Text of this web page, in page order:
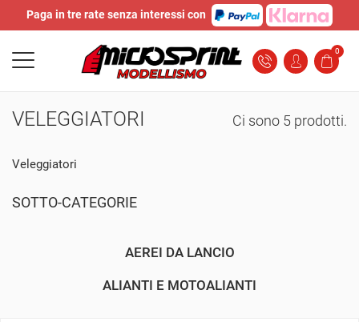
Paga in tre rate senza interessi con
0
VELEGGIATORI Ci sono 5 prodotti.
Veleggiatori
SOTTO-CATEGORIE
AEREI DA LANCIO
ALIANTI E MOTOALIANTI